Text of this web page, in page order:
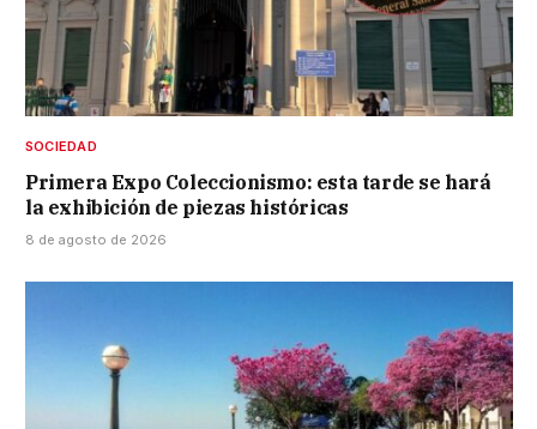
SOCIEDAD
Primera Expo Coleccionismo: esta tarde se hará
la exhibición de piezas históricas
8 de agosto de 2026